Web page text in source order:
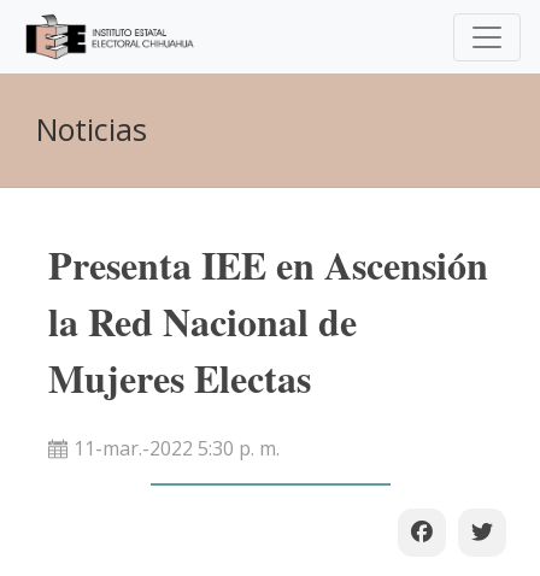
Noticias
Presenta IEE en Ascensión
la Red Nacional de
Mujeres Electas
11-mar.-2022 5:30 p. m.